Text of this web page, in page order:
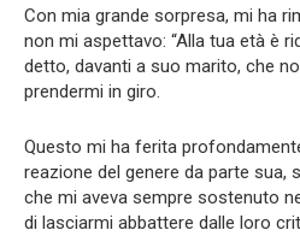
Con mia grande sorpresa, mi ha
non mi aspettavo: “Alla tua età è
detto, davanti a suo marito, che
prendermi in giro.
Questo mi ha ferita
reazione del genere da parte
che mi aveva sempre sostenuto
di lasciarmi abbattere dalle loro